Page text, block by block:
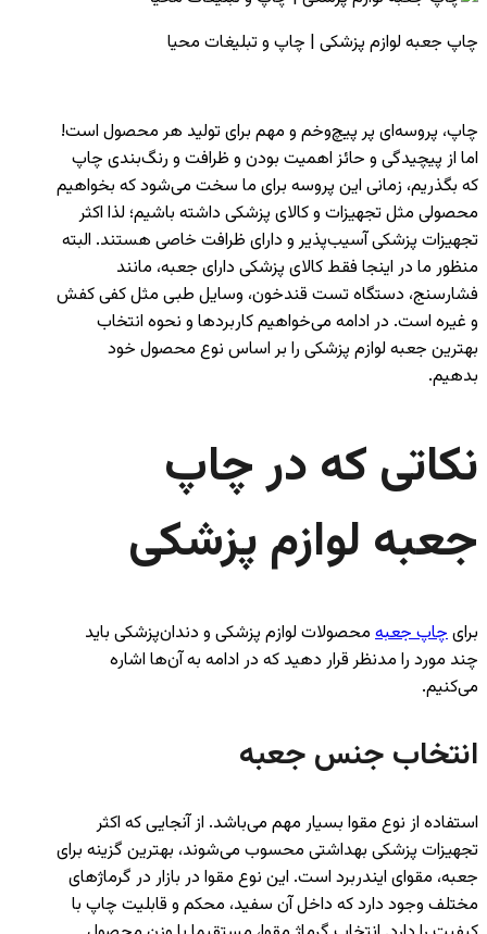
چاپ جعبه لوازم پزشکی | چاپ و تبلیغات محیا
چاپ، پروسه‌ای پر پیچ‌و‌خم و مهم برای تولید هر محصول است!
اما از پیچیدگی و حائز اهمیت بودن و ظرافت و رنگ‌بندی چاپ
که بگذریم، زمانی این پروسه برای ما سخت می‌شود که بخواهیم
محصولی مثل تجهیزات و کالای پزشکی داشته باشیم؛ لذا اکثر
تجهیزات پزشکی آسیب‌پذیر و دارای ظرافت خاصی هستند. البته
منظور ما در اینجا فقط کالای پزشکی دارای جعبه، مانند
فشارسنج، دستگاه تست قندخون، وسایل طبی مثل کفی کفش
و غیره است. در ادامه می‌خواهیم کاربردها و نحوه انتخاب
بهترین جعبه لوازم پزشکی را بر اساس نوع محصول خود
بدهیم.
نکاتی که در چاپ
جعبه لوازم پزشکی
برایچاپ جعبه محصولات لوازم پزشکی و دندان‌پزشکی باید
چند مورد را مدنظر قرار دهید که در ادامه به آن‌ها اشاره
می‌کنیم.
انتخاب جنس جعبه
استفاده از نوع مقوا بسیار مهم می‌باشد. از آنجایی که اکثر
تجهیزات پزشکی بهداشتی محسوب می‌شوند، بهترین گزینه برای
جعبه، مقوای ایندربرد است. این نوع مقوا در بازار در گرماژهای
مختلف وجود دارد که داخل آن سفید، محکم و قابلیت چاپ با